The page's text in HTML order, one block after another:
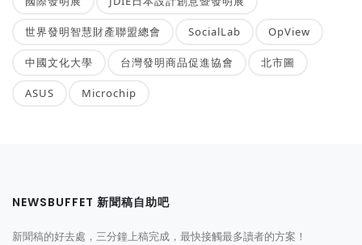
世界發明智慧財產聯盟總會 SocialLab OpView
中國文化大學 台灣發明商品促進協會 北市圖
ASUS Microchip
NEWSBUFFET 新聞稿自助吧
新聞稿的好去處，三分鐘上稿完成，最快接觸最多讀者的方案！